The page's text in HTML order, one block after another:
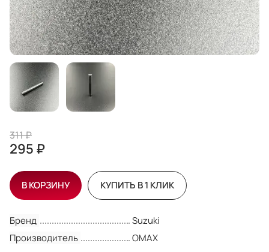
Бренд
Suzuki
Производитель
OMAX
311 ₽
295 ₽
В КОРЗИНУ КУПИТЬ В 1 КЛИК